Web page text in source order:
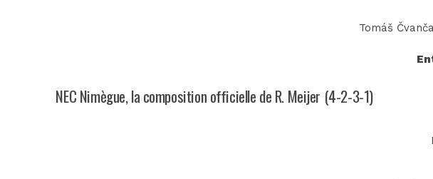
Tomáš
NEC Nimègue, la composition officielle de R. Meijer (4-2-3-1)